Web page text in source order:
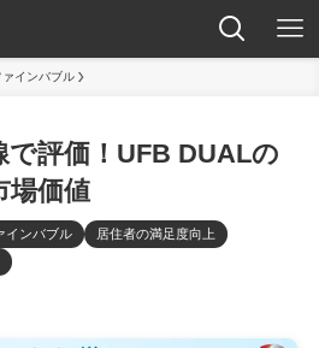
ァインバブル
で評価！UFB DUALの
場価値
インバブル
居住者の満足度向上